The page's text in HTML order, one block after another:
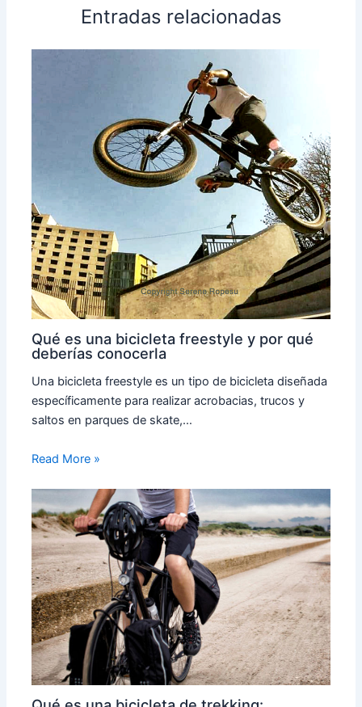
Entradas relacionadas
Qué es una bicicleta freestyle y por qué
deberías conocerla
Una bicicleta freestyle es un tipo de bicicleta diseñada
específicamente para realizar acrobacias, trucos y
saltos en parques de skate,…
Read More »